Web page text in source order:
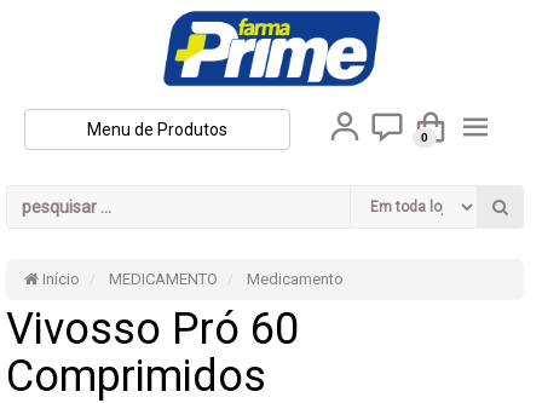
Menu de Produtos 0
Início MEDICAMENTO Medicamento
Vivosso Pró 60
Comprimidos